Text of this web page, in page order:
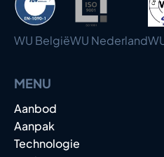
WU BelgiëWU Nederland
MENU
Aanbod
Aanpak
Technologie